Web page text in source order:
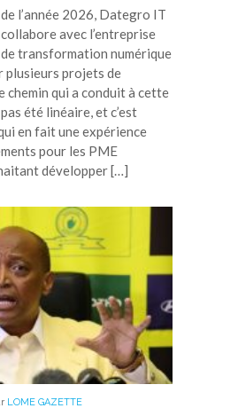
l’année 2026, Dategro IT
avec l’entreprise
transformation numérique
plusieurs projets de
chemin qui a conduit à cette
été linéaire, et c’est
en fait une expérience
pour les PME
développer […]
LOME GAZETTE